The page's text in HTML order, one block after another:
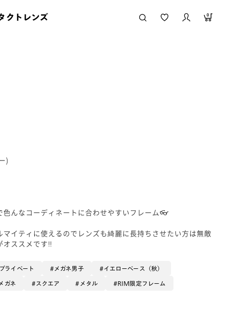
クトレンズ 0
)
色んなコーディネートに合わせやすいフレーム👓
イティに使えるのでレンズも綺麗に長持ちさせたい方は無敵
オススメです‼️
プライベート メガネ男子 イエローベース（秋）
ガネ スクエア メタル RIM限定フレーム